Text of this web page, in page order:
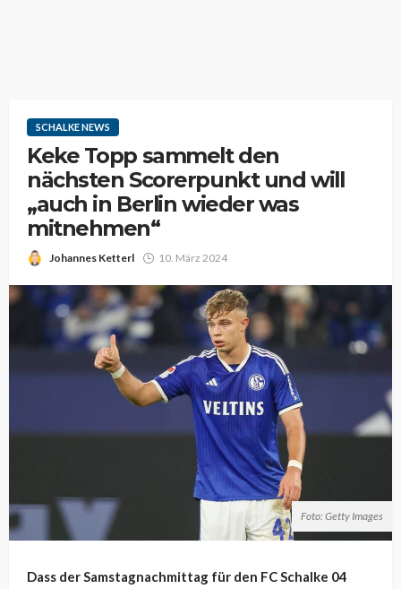
SCHALKE NEWS
Keke Topp sammelt den
nächsten Scorerpunkt und will
„auch in Berlin wieder was
mitnehmen“
Johannes Ketterl 10. März 2024
Foto: Getty Images
Dass der Samstagnachmittag für den FC Schalke 04